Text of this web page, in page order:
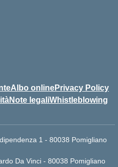
Albo onlinePrivacy Policy
Note legaliWhistleblowing
1 - 80038 Pomigliano
Da Vinci - 80038 Pomigliano